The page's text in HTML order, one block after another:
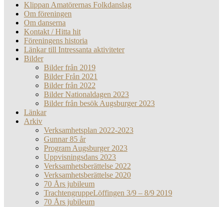
Klippan Amatörernas Folkdanslag
Om föreningen
Om danserna
Kontakt / Hitta hit
Föreningens historia
Länkar till Intressanta aktiviteter
Bilder
Bilder från 2019
Bilder Från 2021
Bilder från 2022
Bilder Nationaldagen 2023
Bilder från besök Augsburger 2023
Länkar
Arkiv
Verksamhetsplan 2022-2023
Gunnar 85 år
Program Augsburger 2023
Uppvisningsdans 2023
Verksamhetsberättelse 2022
Verksamhetsberättelse 2020
70 Års jubileum
TrachtengruppeLöffingen 3/9 – 8/9 2019
70 Års jubileum